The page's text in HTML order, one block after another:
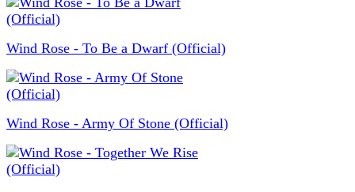
Wind Rose - To Be a Dwarf (Official)
Wind Rose - Army Of Stone (Official)